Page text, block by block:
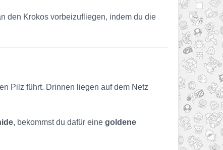
den Krokos vorbeizufliegen, indem du die
Pilz führt. Drinnen liegen auf dem Netz
, bekommst du dafür eine goldene